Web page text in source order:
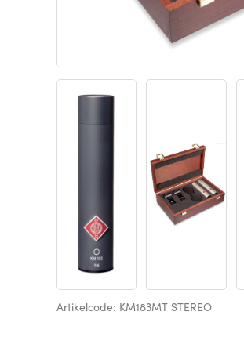
Artikelcode: KM183MT STEREO